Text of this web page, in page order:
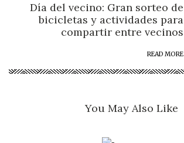
Día del vecino: Gran sorteo de
bicicletas y actividades para
compartir entre vecinos
READ MORE
You May Also Like